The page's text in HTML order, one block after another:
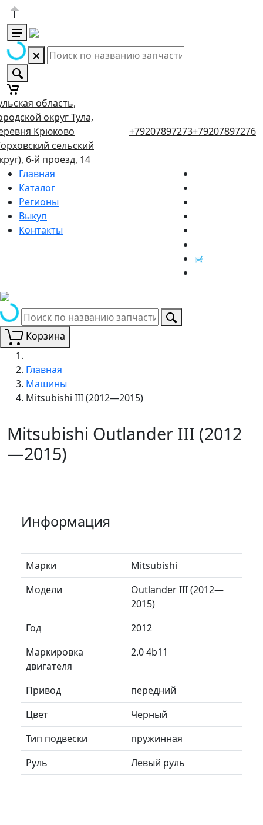
область,
округ Тула,
Крюково
сельский
6-й проезд, 14
+79207897273+79207897276
Главная
Каталог
Регионы
Выкуп
Контакты
Корзина
Главная
Машины
Mitsubishi III (2012—2015)
Mitsubishi Outlander III (2012
—2015)
Информация
Марки
Mitsubishi
Модели
Outlander III (2012—
2015)
Год
2012
Маркировка
двигателя
2.0 4b11
Привод
передний
Цвет
Черный
Тип подвески
пружинная
Руль
Левый руль